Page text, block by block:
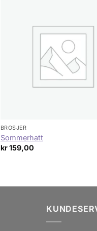
BROSJER
Sommerhatt
kr159,00